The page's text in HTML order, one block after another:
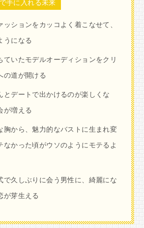
手に入れる未来
ッションをカッコよく着こなせて、
うになる
ていたモデルオーディションをクリ
の道が開ける
とデートで出かけるのが楽しくな
が増える
胸から、魅力的なバストに生まれ変
なかった頃がウソのようにモテるよ
で久しぶりに会う男性に、綺麗にな
が芽生える